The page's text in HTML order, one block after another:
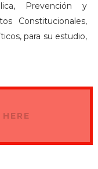
Prevención y
Constitucionales,
para su estudio,